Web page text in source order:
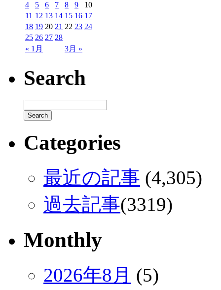
« 1月 3月 »
4
5 6 7 8 9
10
11 12 13 14 15 16 17
18 19 20 21 22 23 24
25 26 27 28
Search
Categories
最近の記事 (4,305)
過去記事(3319)
Monthly
2026年8月 (5)